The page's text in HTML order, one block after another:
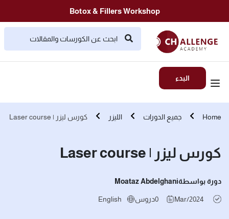
Botox & Fillers Workshop
البدء
Home جميع الدورات الليزر كورس ليزر | Laser course
كورس ليزر | Laser course
دورة بواسطةMoataz Abdelghani
Mar/2024
0دروس English